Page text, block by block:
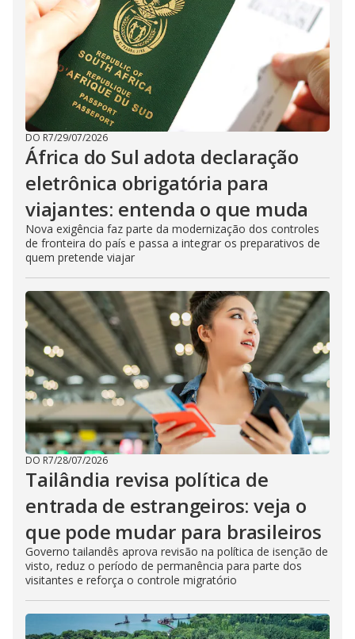
DO R7/29/07/2026
África do Sul adota declaração
eletrônica obrigatória para
viajantes: entenda o que muda
Nova exigência faz parte da modernização dos controles
de fronteira do país e passa a integrar os preparativos de
quem pretende viajar
DO R7/28/07/2026
Tailândia revisa política de
entrada de estrangeiros: veja o
que pode mudar para brasileiros
Governo tailandês aprova revisão na política de isenção de
visto, reduz o período de permanência para parte dos
visitantes e reforça o controle migratório